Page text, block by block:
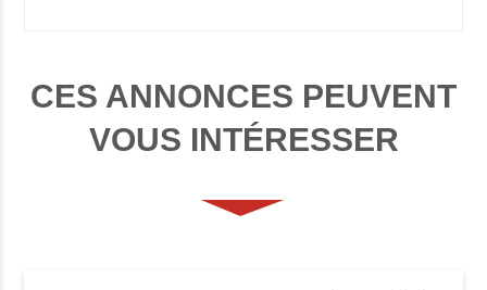
CES ANNONCES PEUVENT
VOUS INTÉRESSER